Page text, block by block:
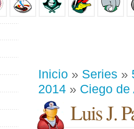
Inicio » Series »
2014 » Ciego de
Luis J.